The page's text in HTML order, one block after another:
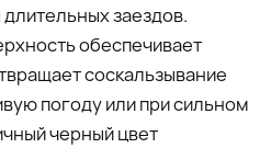
заездов.
обеспечивает
соскальзывание
погоду или при сильном
черный цвет